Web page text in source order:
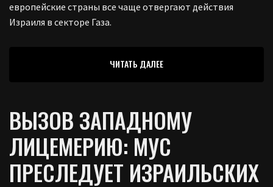
европейские страны все чаще отвергают действия
Израиля в секторе Газа.
ЧИТАТЬ ДАЛЕЕ
ВЫЗОВ ЗАПАДНОМУ
ЛИЦЕМЕРИЮ: МУС
ПРЕСЛЕДУЕТ ИЗРАИЛЬСКИХ